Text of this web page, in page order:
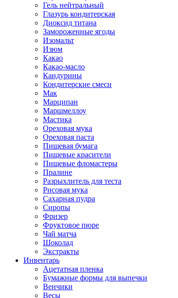
Гель нейтральный
Глазурь кондитерская
Диоксид титана
Замороженные ягоды
Изомальт
Изюм
Какао
Какао-масло
Кандурины
Кондитерские смеси
Мак
Марципан
Маршмеллоу
Мастика
Ореховая мука
Ореховая паста
Пищевая бумага
Пищевые красители
Пищевые фломастеры
Пралине
Разрыхлитель для теста
Рисовая мука
Сахарная пудра
Сиропы
Фризер
Фруктовое пюре
Чай матча
Шоколад
Экстракты
Инвентарь
Ацетатная пленка
Бумажные формы для выпечки
Венчики
Весы